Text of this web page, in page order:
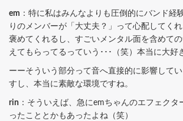
em ：特に私はみんなよりも圧倒的にバンド経
りのメンバーが「大丈夫？」って心配してく
褒めてくれるし、すごいメンタル面を含めて
えてもらってるっていう･･･（笑）本当に大好
ーーそういう部分って音へ直接的に影響して
すし、本当に素敵な環境ですね。
rin ：そういえば、急にemちゃんのエフェクタ
ったこととかもあったよね（笑）